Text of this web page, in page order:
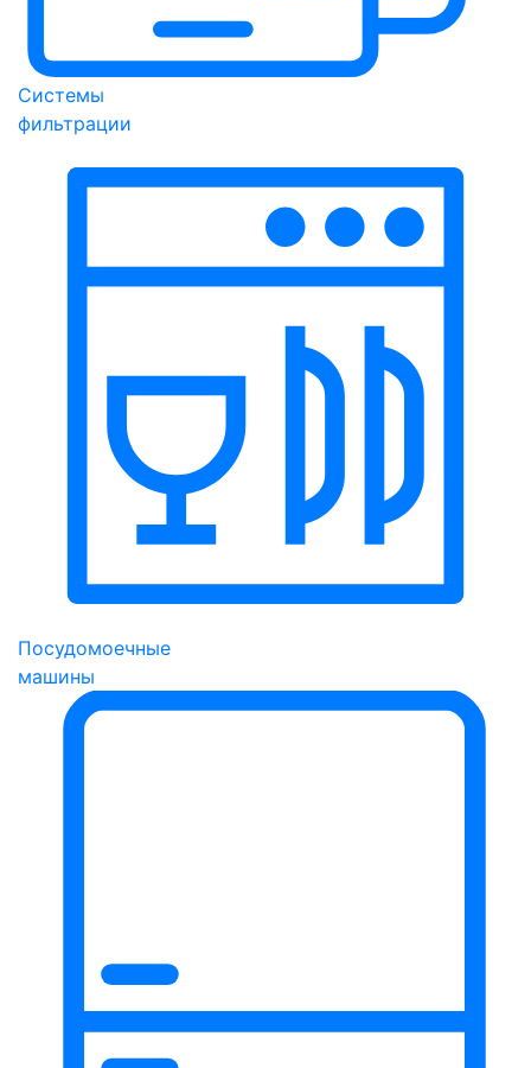
Системы
фильтрации
Посудомоечные
машины